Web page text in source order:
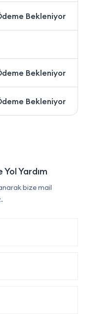
Bekleniyor
Bekleniyor
Bekleniyor
Yardım
bize mail